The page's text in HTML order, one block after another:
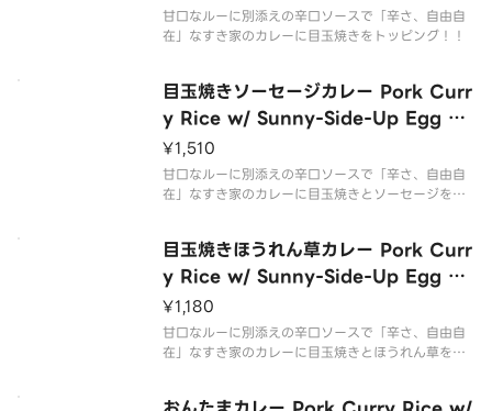
甘口なルーに別添えの辛口ソースで「辛さ、自由自
在」なすき家のカレーに目玉焼きをトッピング！！
目玉焼きソーセージカレー Pork Curr
y Rice w/ Sunny-Side-Up Egg &
Sausage
¥1,510
甘口なルーに別添えの辛口ソースで「辛さ、自由自
在」なすき家のカレーに目玉焼きとソーセージをト
目玉焼きほうれん草カレー Pork Curr
y Rice w/ Sunny-Side-Up Egg &
Spinach
¥1,180
甘口なルーに別添えの辛口ソースで「辛さ、自由自
在」なすき家のカレーに目玉焼きとほうれん草をト